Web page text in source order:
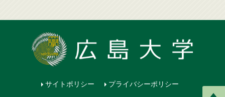
サイトポリシー プライバシーポリシー